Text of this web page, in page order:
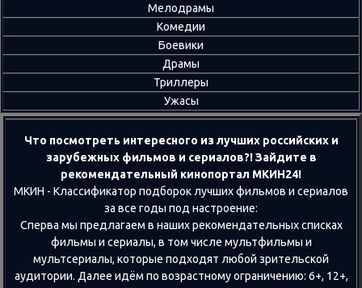
Мелодрамы
Комедии
Боевики
Драмы
Триллеры
Ужасы
Что посмотреть интересного из лучших российских и
зарубежных фильмов и сериалов?! Зайдите в
рекомендательный кинопортал МКИН24!
МКИН - Классификатор подборок лучших фильмов и сериалов
за все годы под настроение:
Сперва мы предлагаем в наших рекомендательных списках
фильмы и сериалы, в том числе мультфильмы и
мультсериалы, которые подходят любой зрительской
аудитории. Далее идём по возрастному ограничению: 6+, 12+,